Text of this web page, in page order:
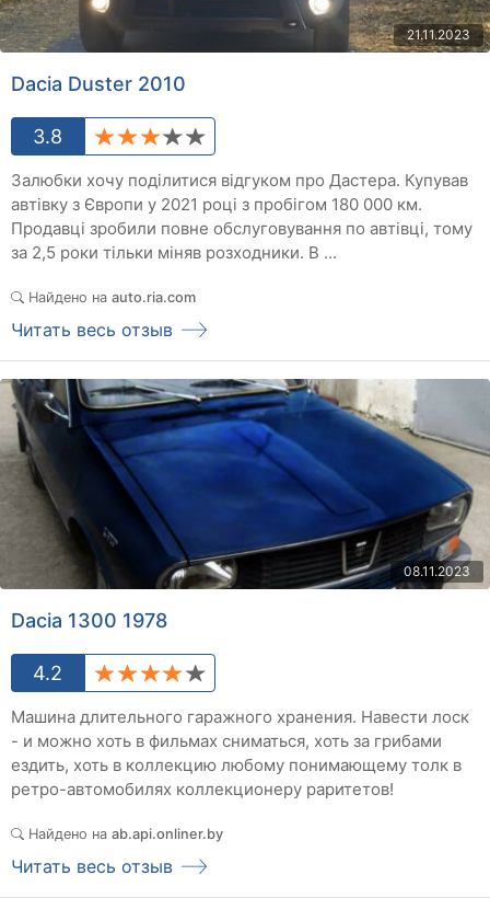
21.11.2023
Dacia Duster 2010
3.8
Залюбки хочу поділитися відгуком про Дастера. Купував
автівку з Європи у 2021 році з пробігом 180 000 км.
Продавці зробили повне обслуговування по автівці, тому
за 2,5 роки тільки міняв розходники. В ...
Найдено на auto.ria.com
Читать весь отзыв
08.11.2023
Dacia 1300 1978
4.2
Машина длительного гаражного хранения. Навести лоск
- и можно хоть в фильмах сниматься, хоть за грибами
ездить, хоть в коллекцию любому понимающему толк в
ретро-автомобилях коллекционеру раритетов!
Найдено на ab.api.onliner.by
Читать весь отзыв